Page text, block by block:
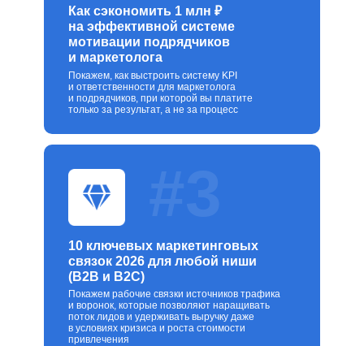
Покажем, как выстроить систему KPI
и ответственности для маркетолога
и подрядчиков, при которой вы платите
только за результат, а не за процесс
Как сэкономить 1 млн ₽
на эффективной системе
мотивации подрядчиков
и маркетолога
Покажем рабочие связки источников трафика
и воронок, которые позволяют наращивать
поток лидов и удерживать выручку даже
в условиях кризиса и роста стоимости
привлечения
10 ключевых маркетинговых
связок 2026 для любой ниши
(B2B и B2C)